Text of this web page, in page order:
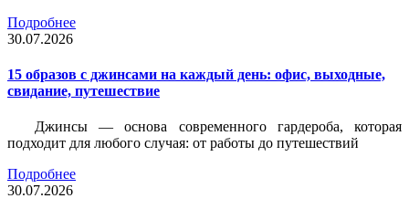
Подробнее
30.07.2026
15 образов с джинсами на каждый день: офис, выходные,
свидание, путешествие
Джинсы — основа современного гардероба, которая
подходит для любого случая: от работы до путешествий
Подробнее
30.07.2026